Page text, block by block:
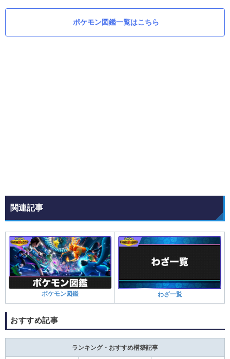
ポケモン図鑑一覧はこちら
関連記事
ポケモン図鑑 わざ一覧
おすすめ記事
ランキング・おすすめ構築記事